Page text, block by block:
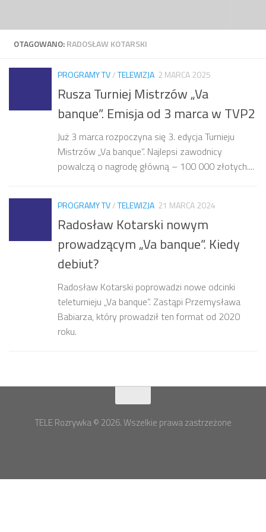
OTAGOWANO:RADOSŁAW KOTARSKI
PROGRAMY TV/TELEWIZJA 2 MARCA 2025
Rusza Turniej Mistrzów „Va
banque”. Emisja od 3 marca w TVP2
Już 3 marca rozpoczyna się 3. edycja Turnieju
Mistrzów „Va banque”. Najlepsi zawodnicy
powalczą o nagrodę główną – 100 000 złotych....
PROGRAMY TV/TELEWIZJA 21 MARCA 2024
Radosław Kotarski nowym
prowadzącym „Va banque”. Kiedy
debiut?
Radosław Kotarski poprowadzi nowe odcinki
teleturnieju „Va banque”. Zastąpi Przemysława
Babiarza, który prowadził ten format od 2020
roku.
TELE Rozrywka © 2026. Wszelkie prawa zastrzeżone